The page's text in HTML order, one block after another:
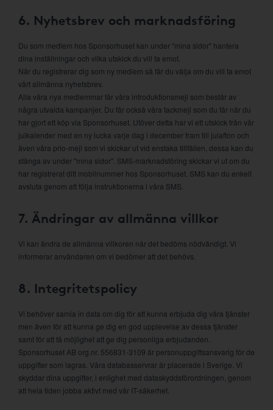
6. Nyhetsbrev och marknadsföring
Du som medlem hos Sponsorhuset kan under "mina sidor" hantera
dina inställningar och vilka utskick du vill ta emot.
När du registrerar dig som ny medlem så får du välja om du vill ta emot
vårt allmänna nyhetsbrev.
Alla våra nya medlemmar får våra introduktionsmejl som består av
några utvalda kampanjer. Du får också våra tackmejl som du får när du
har gjort ett köp via Sponsorhuset. Utöver detta har vi ett utskick från vår
julkalender med en ny lucka varje dag i december fram till julafton och
även våra prio-mejl som vi skickar ut vid enstaka tillfällen, dessa kan du
stänga av under "mina sidor". SMS-marknadsföring skickar vi ut om du
har registrerat ditt mobilnummer hos Sponsorhuset. SMS kan du enkelt
avsluta genom att följa instruktionerna i våra SMS.
7. Ändringar av allmänna villkor
Vi kan ändra de allmänna villkoren när det bedöms nödvändigt. Vi
informerar användaren om vi bedömer att det behövs.
8. Integritetspolicy
Vi behöver samla in data om dig för att kunna erbjuda dig våra tjänster
men även för att kunna ge dig en god upplevelse av dessa tjänster
samt för att få möjlighet att ge dig personliga erbjudanden.
Sponsorhuset AB org.nr. 556831-3109 är personuppgiftsansvarig för de
uppgifter som lagras. Våra databasservrar är placerade i Sverige. Vi
skyddar dina uppgifter, i enlighet med dataskyddsförordningen, genom
att hela tiden jobba aktivt med vår IT-säkerhet.